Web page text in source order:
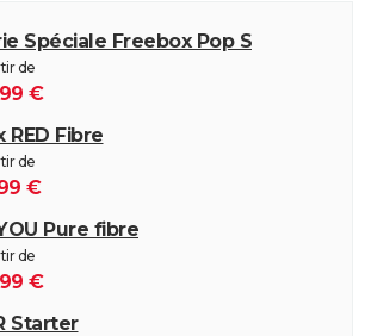
Spéciale Freebox Pop S
de
€
RED Fibre
de
€
Pure fibre
de
€
Starter